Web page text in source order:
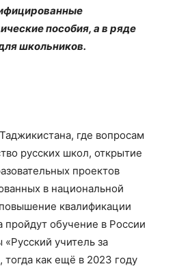
пособия, а в ряде
школьников.
где вопросам
русских школ, открытие
проектов
в национальной
квалификации
пройдут обучение в России
учитель за
тогда как ещё в 2023 году